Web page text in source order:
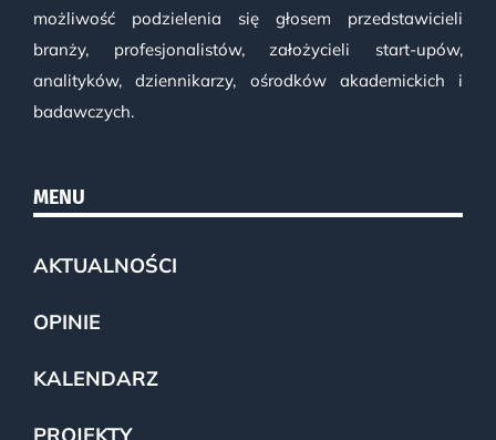
możliwość podzielenia się głosem przedstawicieli
branży, profesjonalistów, założycieli start-upów,
analityków, dziennikarzy, ośrodków akademickich i
badawczych.
MENU
AKTUALNOŚCI
OPINIE
KALENDARZ